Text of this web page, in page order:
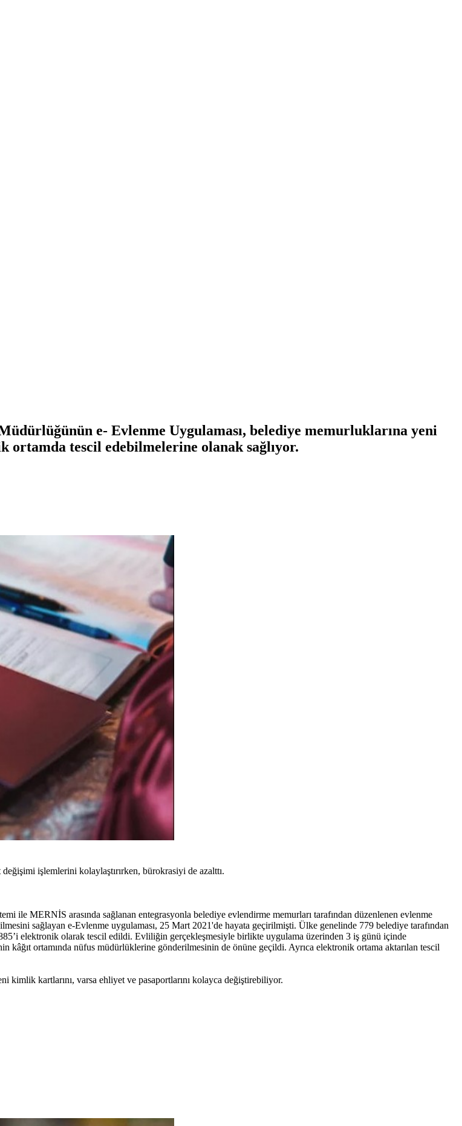
e- Evlenme Uygulaması, belediye memurluklarına yeni
tescil edebilmelerine olanak sağlıyor.
işlemlerini kolaylaştırırken, bürokrasiyi de azalttı.
ile MERNİS arasında sağlanan entegrasyonla belediye evlendirme memurları tarafından düzenlenen evlenme
sağlayan e-Evlenme uygulaması, 25 Mart 2021'de hayata geçirilmişti. Ülke genelinde 779 belediye tarafından
elektronik olarak tescil edildi. Evliliğin gerçekleşmesiyle birlikte uygulama üzerinden 3 iş günü içinde
ortamında nüfus müdürlüklerine gönderilmesinin de önüne geçildi. Ayrıca elektronik ortama aktarılan tescil
kimlik kartlarını, varsa ehliyet ve pasaportlarını kolayca değiştirebiliyor.